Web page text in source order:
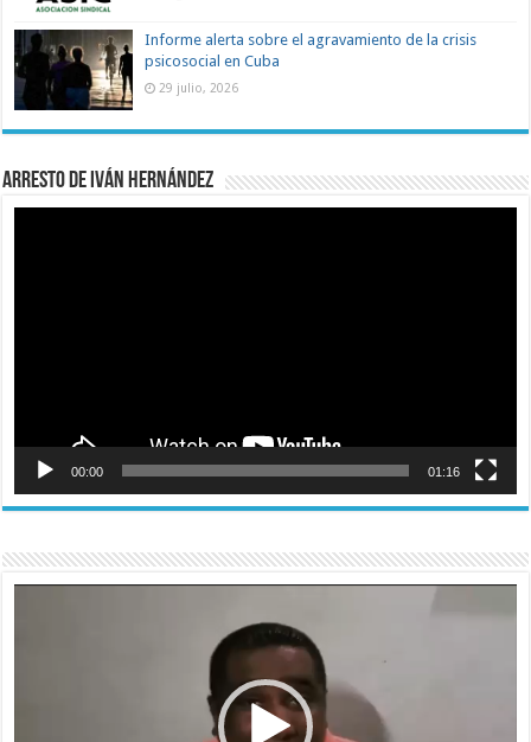
Informe alerta sobre el agravamiento de la crisis
psicosocial en Cuba
29 julio, 2026
Arresto de Iván Hernández
00:00 01:16
Reproductor